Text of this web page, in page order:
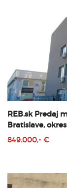
REB.sk Predaj
Bratislave,
849.000,- €